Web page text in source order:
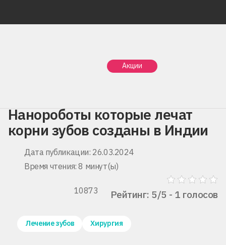
Акции
Нанороботы которые лечат корни зубов созданы в
Нанороботы которые лечат
корни зубов созданы в Индии
Дата публикации: 26.03.2024
Время чтения: 8 минут(ы)
10873 Рейтинг: 5/5 - 1 голосов
Лечение зубов Хирургия